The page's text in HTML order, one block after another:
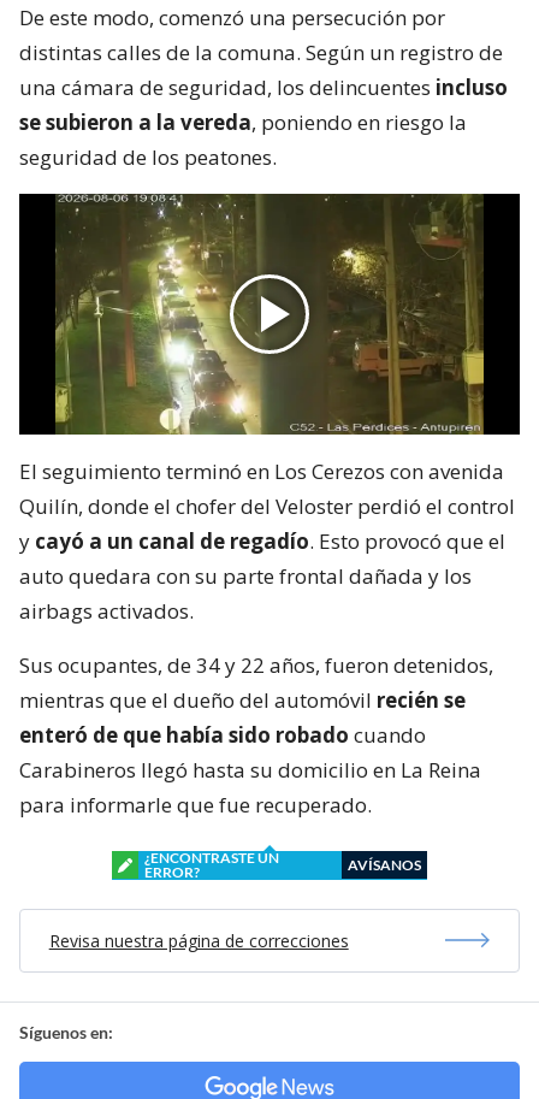
De este modo, comenzó una persecución por
distintas calles de la comuna. Según un registro de
una cámara de seguridad, los delincuentes incluso
se subieron a la vereda, poniendo en riesgo la
seguridad de los peatones.
El seguimiento terminó en Los Cerezos con avenida
Quilín, donde el chofer del Veloster perdió el control
y cayó a un canal de regadío. Esto provocó que el
auto quedara con su parte frontal dañada y los
airbags activados.
Sus ocupantes, de 34 y 22 años, fueron detenidos,
mientras que el dueño del automóvil recién se
enteró de que había sido robado cuando
Carabineros llegó hasta su domicilio en La Reina
para informarle que fue recuperado.
¿ENCONTRASTE UN
ERROR?
AVÍSANOS
Revisa nuestra página de correcciones
Síguenos en: